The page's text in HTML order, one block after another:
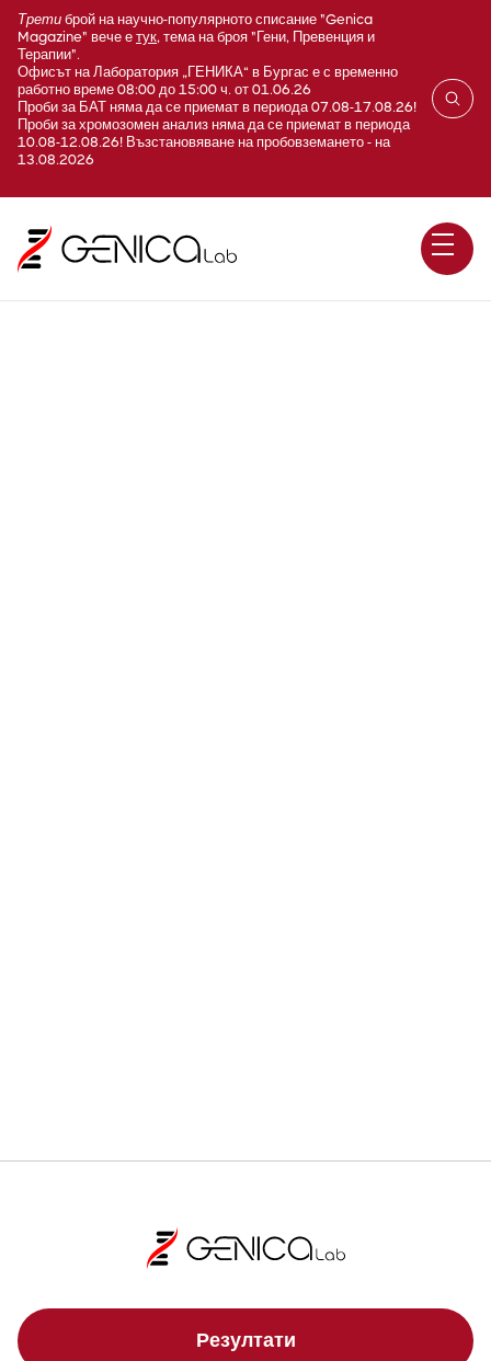
Трети брой на научно-популярното списание "Genica
Magazine" вече е тук, тема на броя "Гени, Превенция и
Терапии".
Офисът на Лаборатория „ГЕНИКА“ в Бургас е с временно
работно време 08:00 до 15:00 ч. от 01.06.26
Проби за БАТ няма да се приемат в периода 07.08-17.08.26!
Проби за хромозомен анализ няма да се приемат в периода
10.08-12.08.26! Възстановяване на пробовземането - на
13.08.2026
Резултати